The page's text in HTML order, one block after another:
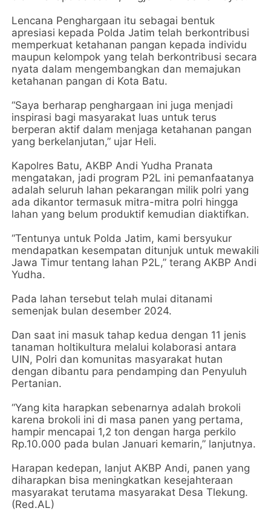
Lencana Penghargaan itu sebagai bentuk
apresiasi kepada Polda Jatim telah berkontribusi
memperkuat ketahanan pangan kepada individu
maupun kelompok yang telah berkontribusi secara
nyata dalam mengembangkan dan memajukan
ketahanan pangan di Kota Batu.
“Saya berharap penghargaan ini juga menjadi
inspirasi bagi masyarakat luas untuk terus
berperan aktif dalam menjaga ketahanan pangan
yang berkelanjutan,” ujar Heli.
Kapolres Batu, AKBP Andi Yudha Pranata
mengatakan, jadi program P2L ini pemanfaatanya
adalah seluruh lahan pekarangan milik polri yang
ada dikantor termasuk mitra-mitra polri hingga
lahan yang belum produktif kemudian diaktifkan.
“Tentunya untuk Polda Jatim, kami bersyukur
mendapatkan kesempatan ditunjuk untuk mewakili
Jawa Timur tentang lahan P2L,” terang AKBP Andi
Yudha.
Pada lahan tersebut telah mulai ditanami
semenjak bulan desember 2024.
Dan saat ini masuk tahap kedua dengan 11 jenis
tanaman holtikultura melalui kolaborasi antara
UIN, Polri dan komunitas masyarakat hutan
dengan dibantu para pendamping dan Penyuluh
Pertanian.
“Yang kita harapkan sebenarnya adalah brokoli
karena brokoli ini di masa panen yang pertama,
hampir mencapai 1,2 ton dengan harga perkilo
Rp.10.000 pada bulan Januari kemarin,” lanjutnya.
Harapan kedepan, lanjut AKBP Andi, panen yang
diharapkan bisa meningkatkan kesejahteraan
masyarakat terutama masyarakat Desa Tlekung.
(Red.AL)